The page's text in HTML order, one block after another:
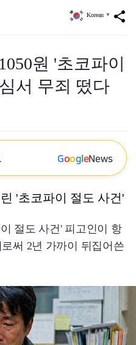
share
Korean ▼
원 '초코파이
서 무죄 떴다
GoogleNews
'초코파이 절도 사건'
절도 사건' 피고인이 항
써 2년 가까이 뒤집어쓴